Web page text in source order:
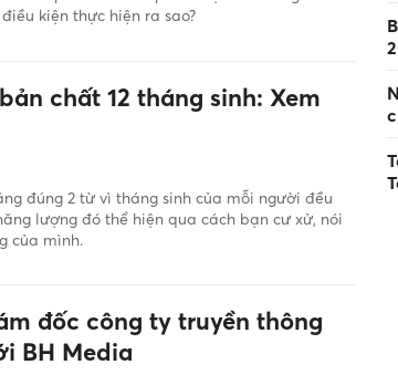
kiện thực hiện ra sao?
chất 12 tháng sinh: Xem
đúng 2 từ vì tháng sinh của mỗi người đều
lượng đó thể hiện qua cách bạn cư xử, nói
của mình.
đốc công ty truyền thông
BH Media